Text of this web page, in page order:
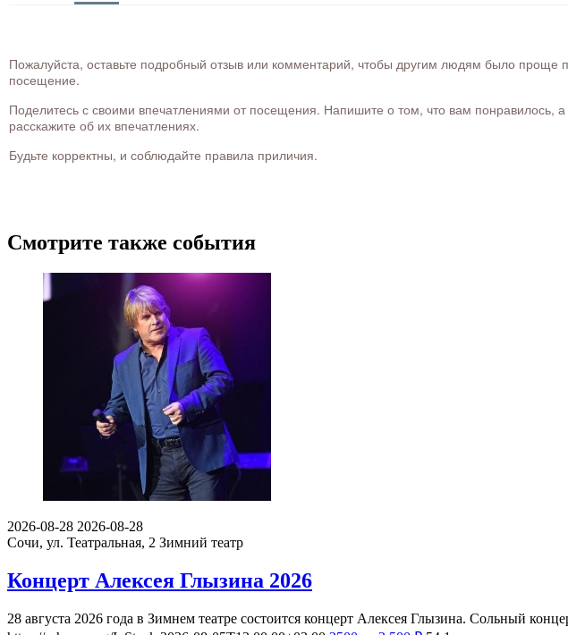
Пожалуйста, оставьте подробный отзыв или комментарий, чтобы другим людям было проще
посещение.
Поделитесь с своими впечатлениями от посещения. Напишите о том, что вам понравилось,
расскажите об их впечатлениях.
Будьте корректны, и соблюдайте правила приличия.
Смотрите также события
2026-08-28 2026-08-28
Сочи, ул. Театральная, 2 Зимний театр
Концерт Алексея Глызина 2026
28 августа 2026 года в Зимнем театре состоится концерт Алексея Глызина. Сольный